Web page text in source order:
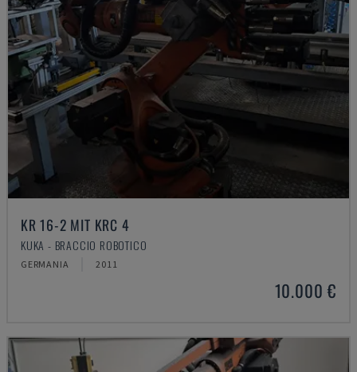
KR 16-2 MIT KRC 4
KUKA - BRACCIO ROBOTICO
GERMANIA 2011
10.000 €